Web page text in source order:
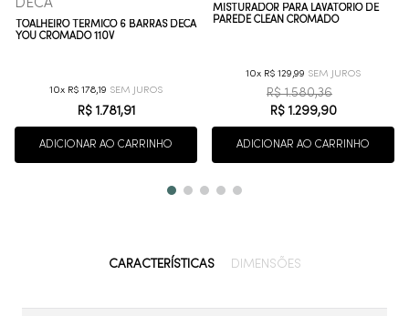
DECA
TOALHEIRO TÉRMICO 6 BARRAS DECA
YOU CROMADO 110V
10 R$ 178,19
R$ 1 .781 ,91
ADICIONAR AO CARRINHO
MISTURADOR PARA LAVATÓRIO DE
PAREDE CLEAN CROMADO
10 R$ 129,99
R$ 1.580,36
R$ 1 .299,90
ADICIONAR AO CARRINHO
CARACTERÍSTICAS DIMENSÕES